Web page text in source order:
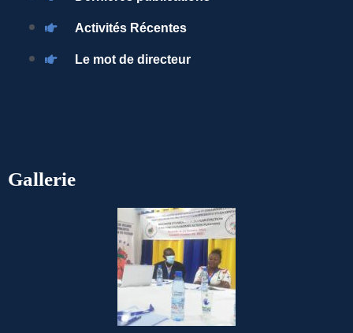
Activités Récentes
Le mot de directeur
Gallerie